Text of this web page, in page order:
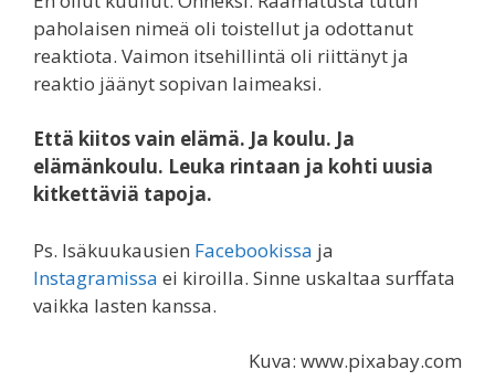
paholaisen nimeä oli toistellut ja odottanut
reaktiota. Vaimon itsehillintä oli riittänyt ja
reaktio jäänyt sopivan laimeaksi.
Että kiitos vain elämä. Ja koulu. Ja
elämänkoulu. Leuka rintaan ja kohti uusia
kitkettäviä tapoja.
Ps. Isäkuukausien Facebookissa ja
Instagramissa ei kiroilla. Sinne uskaltaa surffata
vaikka lasten kanssa.
Kuva: www.pixabay.com